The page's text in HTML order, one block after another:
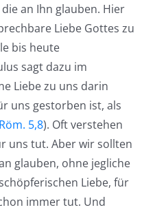
an Ihn glauben. Hier
Liebe Gottes zu
bis heute
sagt dazu im
Liebe zu uns darin
uns gestorben ist, als
Röm. 5,8). Oft verstehen
uns tut. Aber wir sollten
glauben, ohne jegliche
Liebe, für
immer tut. Und